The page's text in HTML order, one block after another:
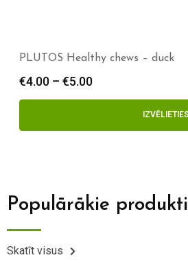
PLUTOS Healthy chews – duck
4.00– €5.00
IZVĒLIETIES
Populārākie produkti
Skatīt visus